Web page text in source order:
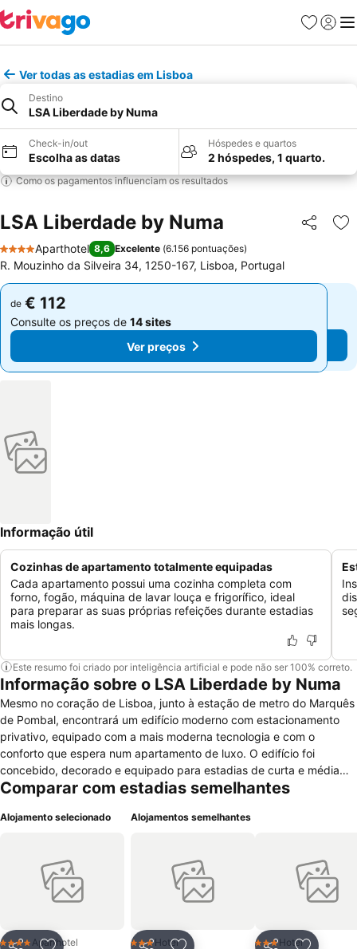
Favoritos
Iniciar
Ver todas as estadias em Lisboa
Destino
LSA Liberdade by Numa
Check-in/out
Escolha as datas
Hóspedes e quartos
2 hóspedes, 1 quarto.
Como os pagamentos influenciam os resultados
LSA Liberdade by Numa Partilhar
4 Estrelas
Aparthotel 8,6 Excelente (6.156 pontuações)
R. Mouzinho da Silveira 34, 1250-167, Lisboa, Portugal
de € 112
Consulte os preços de 14 sites
Ver preços
de € 112
Consulte os preços de 14 sites
Ver preços
Informação útil
Cozinhas de apartamento totalmente equipadas
Cada apartamento possui uma cozinha completa com
forno, fogão, máquina de lavar louça e frigorífico, ideal
para preparar as suas próprias refeições durante estadias
mais longas.
Este resumo foi criado por inteligência artificial e pode não ser 100% correto.
Informação sobre o LSA Liberdade by Numa
Mesmo no coração de Lisboa, junto à estação de metro do Marquês
de Pombal, encontrará um edifício moderno com estacionamento
privativo, equipado com a mais moderna tecnologia e com o
conforto que espera num apartamento de luxo. O edifício foi
concebido, decorado e equipado para estadias de curta e média
duração. Estrategicamente localizado numa pequena rua isenta de
das suas principais vias de acesso e dos transportes públicos. Ideal
combinação perfeita! Vai sentir-se a viver no coração e na tradição
de Lisboa e não como se estivesse num hotel de uma cadeia
internacional. Poderá sentir o pulsar e a vida da cidade, numa rua
serviços.
Comparar com estadias semelhantes
Alojamento selecionado
Aparthotel
Alojamentos semelhantes
Hotel Hotel